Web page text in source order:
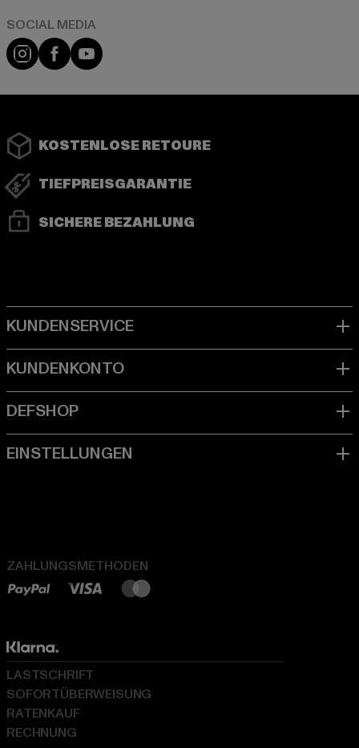
Instagram
FacebookYouTube
KOSTENLOSE RETOURE
TIEFPREISGARANTIE
SICHERE BEZAHLUNG
ZAHLUNGSMETHODEN
LASTSCHRIFT
SOFORTÜBERWEISUNG
RATENKAUF
RECHNUNG